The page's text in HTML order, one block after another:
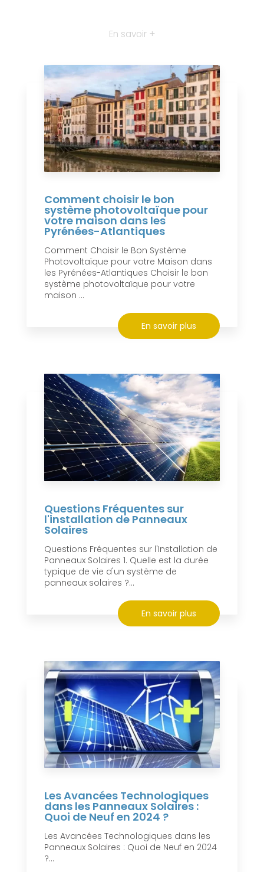
En savoir +
Comment choisir le bon
système photovoltaïque pour
votre maison dans les
Pyrénées-Atlantiques
Comment Choisir le Bon Système
Photovoltaïque pour votre Maison dans
les Pyrénées-Atlantiques Choisir le bon
système photovoltaïque pour votre
maison ...
En savoir plus
Questions Fréquentes sur
l'installation de Panneaux
Solaires
Questions Fréquentes sur l'Installation de
Panneaux Solaires 1. Quelle est la durée
typique de vie d'un système de
panneaux solaires ?...
En savoir plus
Les Avancées Technologiques
dans les Panneaux Solaires :
Quoi de Neuf en 2024 ?
Les Avancées Technologiques dans les
Panneaux Solaires : Quoi de Neuf en 2024
?...